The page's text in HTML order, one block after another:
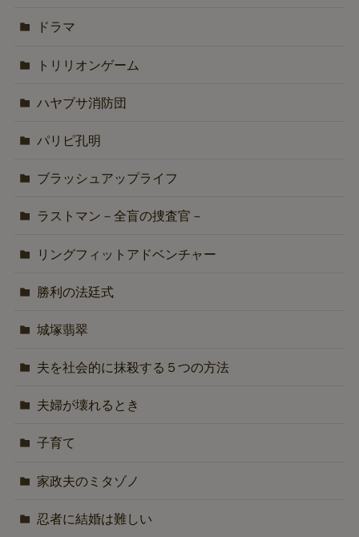
ドラマ
トリリオンゲーム
ハヤブサ消防団
パリピ孔明
ブラッシュアップライフ
ラストマン－全盲の捜査官－
リングフィットアドベンチャー
勝利の法廷式
城塚翡翠
夫を社会的に抹殺する５つの方法
夫婦が壊れるとき
子育て
家政夫のミタゾノ
忍者に結婚は難しい